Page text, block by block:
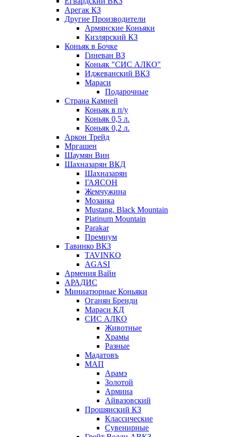
Арегак КЗ
Другие Производители
Армянские Коньяки
Кизлярский КЗ
Коньяк в Бочке
Гиневан ВЗ
Коньяк "СИС АЛКО"
Иджеванский ВКЗ
Мараси
Подарочные
Страна Камней
Коньяк в п/у
Коньяк 0,5 л.
Коньяк 0,2 л.
Аркон Трейд
Мргашен
Шаумян Вин
Шахназарян ВКД
Шахназарян
ГАЯСОН
Жемчужина
Мозаика
Mustang. Black Mountain
Platinum Mountain
Parakar
Премиум
Тавинко ВКЗ
TAVINKO
AGASI
Армения Вайн
АРАДИС
Миниатюрные Коньяки
Оганян Бренди
Мараси КД
СИС АЛКО
Животные
Храмы
Разные
Мадатовъ
МАП
Арамэ
Золотой
Армина
Айвазовский
Прошянский КЗ
Классические
Сувенирные